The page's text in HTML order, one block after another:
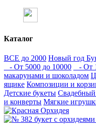
Каталог
ВСЕ до 2000 Новый год
- От 5000 до 10000
- От
макарунами и шоколадом
ящике Композиции и
Детские букеты
и конверты Мягкие